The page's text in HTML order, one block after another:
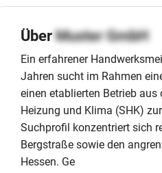
ÜberMuster GmbH
Ein erfahrener
Jahren sucht im Rahmen
einen etablierten Betrieb aus
Heizung und Klima (SHK)
Suchprofil konzentriert sich
Bergstraße sowie den
Hessen. Ge